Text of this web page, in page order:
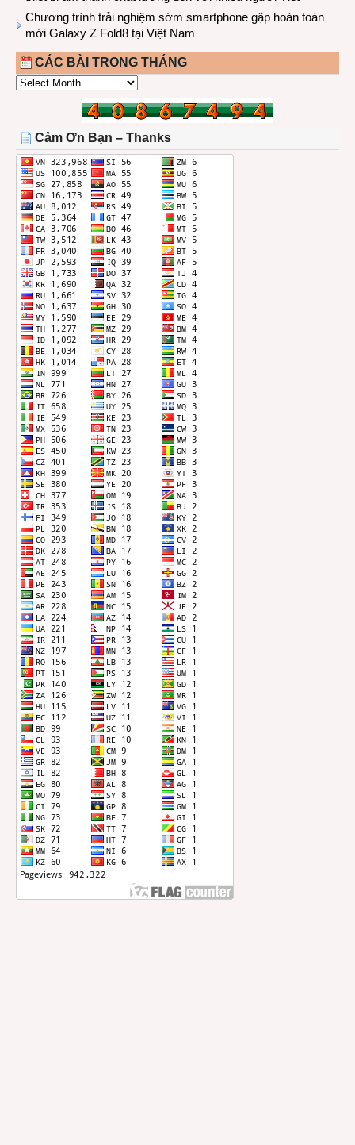
Chương trình trải nghiệm sớm smartphone gập hoàn toàn
mới Galaxy Z Fold8 tại Việt Nam
CÁC BÀI TRONG THÁNG
CÁC
THÁNG
Cảm Ơn Bạn – Thanks